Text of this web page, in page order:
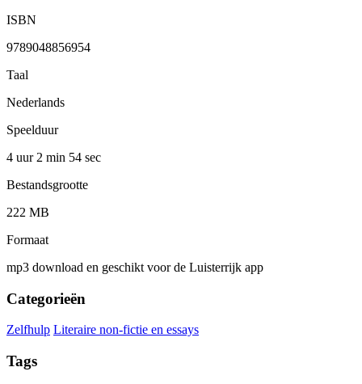
ISBN
9789048856954
Taal
Nederlands
Speelduur
4 uur 2 min 54 sec
Bestandsgrootte
222 MB
Formaat
mp3 download en geschikt voor de Luisterrijk app
Categorieën
Zelfhulp Literaire non-fictie en essays
Tags